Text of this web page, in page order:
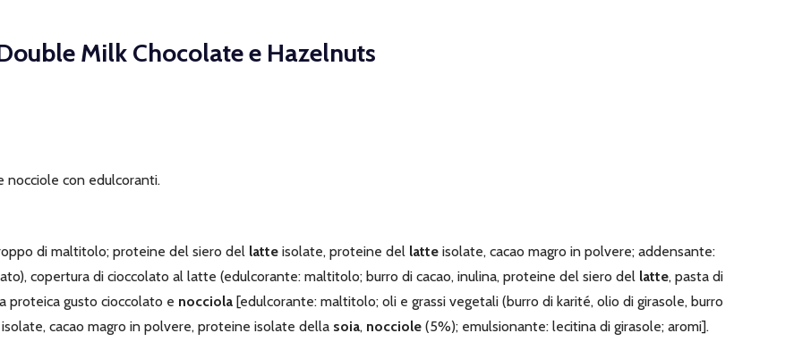
Milk Chocolate e Hazelnuts
con edulcoranti.
di maltitolo; proteine del siero del latte isolate, proteine del latte isolate, cacao magro in polvere; addensante:
copertura di cioccolato al latte (edulcorante: maltitolo; burro di cacao, inulina, proteine del siero del latte, pasta di
proteica gusto cioccolato e nocciola [edulcorante: maltitolo; oli e grassi vegetali (burro di karité, olio di girasole, burro
cacao magro in polvere, proteine isolate della soia, nocciole (5%); emulsionante: lecitina di girasole; aromi].